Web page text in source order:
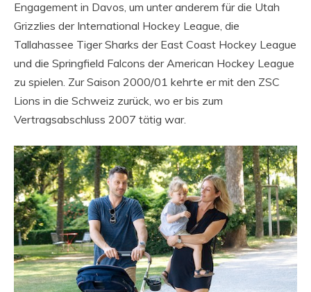
Engagement in Davos, um unter anderem für die Utah
Grizzlies der International Hockey League, die
Tallahassee Tiger Sharks der East Coast Hockey League
und die Springfield Falcons der American Hockey League
zu spielen. Zur Saison 2000/01 kehrte er mit den ZSC
Lions in die Schweiz zurück, wo er bis zum
Vertragsabschluss 2007 tätig war.